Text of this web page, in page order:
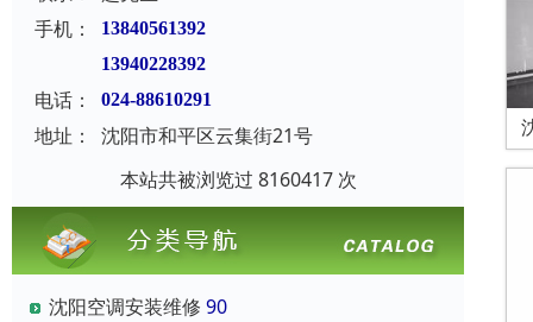
手机：
13840561392
13940228392
电话： 024-88610291
地址：
沈阳市和平区云集街21号
本站共被浏览过 8160417 次
沈阳空调安装维修 90